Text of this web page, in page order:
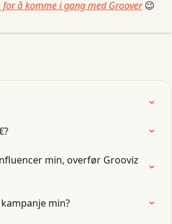
å komme i gang med Groover 😉
min, overfør Grooviz
min?